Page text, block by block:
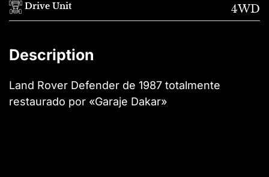
Drive Unit 4WD
Description
Land Rover Defender de 1987 totalmente
restaurado por «Garaje Dakar»